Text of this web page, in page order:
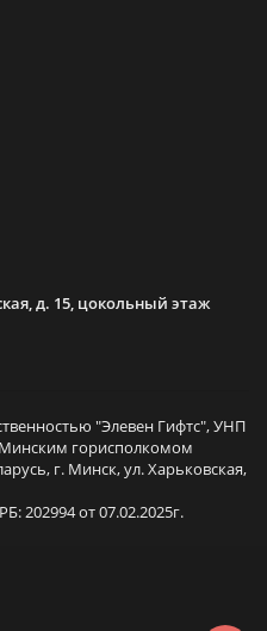
д. 15, цокольный этаж
"Элевен Гифтс", УНП
Минским горисполкомом
г. Минск, ул. Харьковская,
202994 от 07.02.2025г.